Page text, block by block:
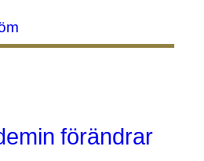
förändrar